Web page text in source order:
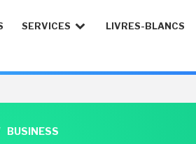
SERVICES LIVRES-BLANCS
BUSINESS